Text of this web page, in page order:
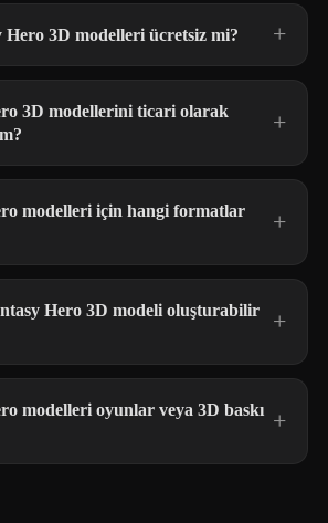
Hero 3D modelleri ücretsiz mi?
3D modellerini ticari olarak
modelleri için hangi formatlar
Hero 3D modeli oluşturabilir
modelleri oyunlar veya 3D baskı